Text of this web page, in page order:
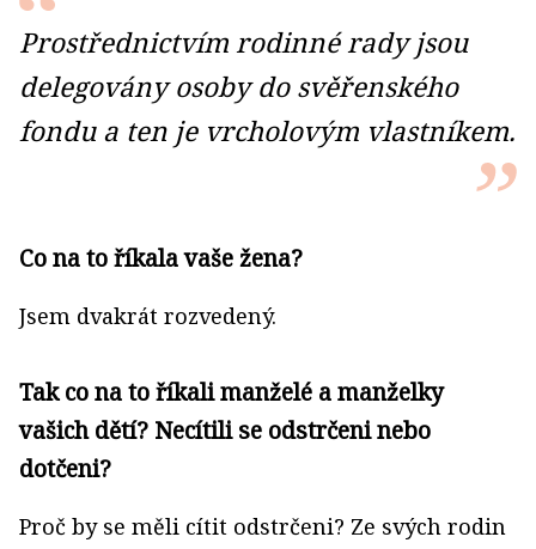
Prostřednictvím rodinné rady jsou
delegovány osoby do svěřenského
fondu a ten je vrcholovým vlastníkem.
Co na to říkala vaše žena?
Jsem dvakrát rozvedený.
Tak co na to říkali manželé a manželky
vašich dětí? Necítili se odstrčeni nebo
dotčeni?
Proč by se měli cítit odstrčeni? Ze svých rodin